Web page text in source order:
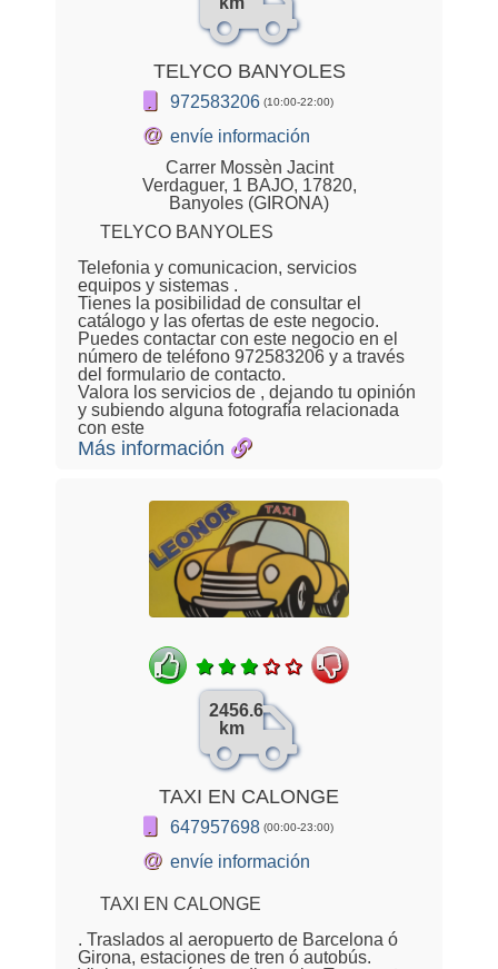
TELYCO BANYOLES
972583206 (10:00-22:00)
@ envíe información
Carrer Mossèn Jacint
Verdaguer, 1 BAJO, 17820,
Banyoles (GIRONA)
TELYCO BANYOLES
Telefonia y comunicacion, servicios
equipos y sistemas .
Tienes la posibilidad de consultar el
catálogo y las ofertas de este negocio.
Puedes contactar con este negocio en el
número de teléfono 972583206 y a través
del formulario de contacto.
Valora los servicios de , dejando tu opinión
y subiendo alguna fotografía relacionada
con este
Más información
2456.6
km
TAXI EN CALONGE
647957698 (00:00-23:00)
@ envíe información
TAXI EN CALONGE
. Traslados al aeropuerto de Barcelona ó
Girona, estaciones de tren ó autobús.